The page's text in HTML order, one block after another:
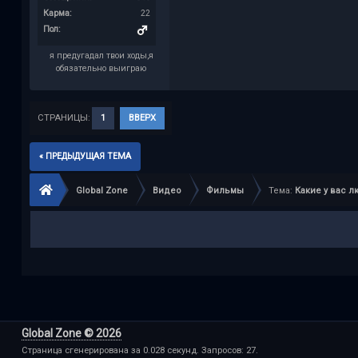
Карма:
22
Пол:
я предугадал твои ходы,я
обязательно выиграю
СТРАНИЦЫ: 1 ВВЕРХ
« ПРЕДЫДУЩАЯ ТЕМА
Global Zone Видео Фильмы Тема: Какие у вас
Global Zone © 2026
Страница сгенерирована за 0.028 секунд. Запросов: 27.